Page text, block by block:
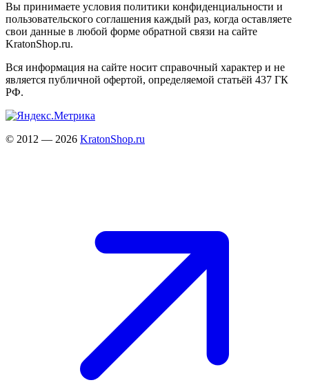
Вы принимаете условия политики конфиденциальности и
пользовательского соглашения каждый раз, когда оставляете
свои данные в любой форме обратной связи на сайте
KratonShop.ru.
Вся информация на сайте носит справочный характер и не
является публичной офертой, определяемой статьёй 437 ГК
РФ.
© 2012 — 2026 KratonShop.ru